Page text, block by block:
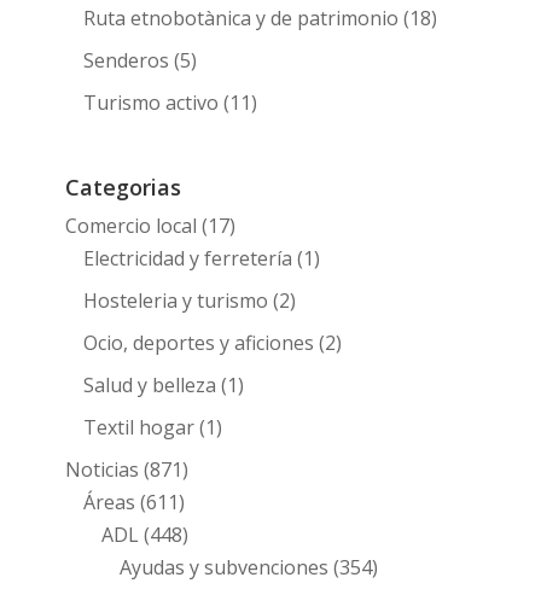
Ruta etnobotànica y de patrimonio (18)
Senderos (5)
Turismo activo (11)
Categorias
Comercio local (17)
Electricidad y ferretería (1)
Hosteleria y turismo (2)
Ocio, deportes y aficiones (2)
Salud y belleza (1)
Textil hogar(1)
Noticias (871)
Áreas (611)
ADL(448)
Ayudas y subvenciones (354)